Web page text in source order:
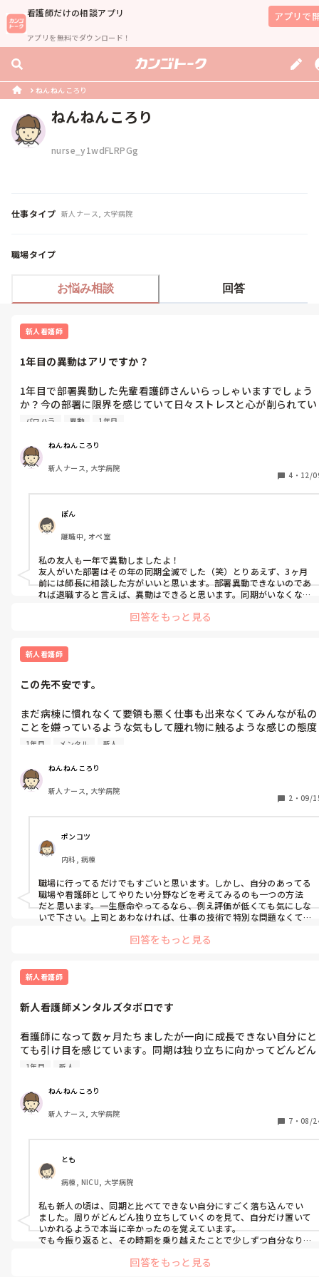
看護師だけの相談アプリ
アプリを無料でダウンロード！
アプリで
ねんねんころり
ねんねんころり
nurse_y1wdFLRPGg
仕事タイプ 新人ナース, 大学病院
職場タイプ
お悩み相談 回答
新人看護師
1年目の異動はアリですか？
1年目で部署異動した先輩看護師さんいらっしゃいますでしょう
か？今の部署に限界を感じていて日々ストレスと心が削られてい
ってて限界を感じています。（涙）出来ればすぐに移動はしたい
考えています。また、今年度で同期が3人辞めるので（1人退職済
み）人が減るということに敏感な師長さんに言い辛いし、先輩と
も相談できるような関係値ではなく、1人で心苦しく悩んでま
パワハラ 異動 1年目
ねんねんころり
新人ナース, 大学病院
4 ・ 12/
ぽん
離職中, オペ室
私の友人も一年で異動しましたよ！
友人がいた部署はその年の同期全滅でした（笑）とりあえず、3ヶ月
前には師長に相談した方がいいと思います。部署異動できないのであ
れば退職すると言えば、異動はできると思います。同期がいなくなる
人は異動の4月まで休職していました。
ようにして下さいね。
回答をもっと見る
新人看護師
この先不安です。
まだ病棟に慣れなくて要領も悪く仕事も出来なくてみんなが私の
ことを嫌っているような気もして腫れ物に触るような感じの態度
で接しられてます。上司たちが自分の評価を他の人に話してる内
果たして私はこの先看護師として働いていくことができるのでし
ょうか。
1年目 メンタル 新人
ねんねんころり
新人ナース, 大学病院
2 ・ 09/
ポンコツ
内科, 病棟
職場に行ってるだけでもすごいと思います。しかし、自分のあってる
職場や看護師としてやりたい分野などを考えてみるのも一つの方法
だと思います。一生懸命やってるなら、例え評価が低くても気にしな
いで下さい。上司とあわなければ、仕事の技術で特別な問題なくて
回答をもっと見る
新人看護師
新人看護師メンタルズタボロです
看護師になって数ヶ月たちましたが一向に成長できない自分にと
ても引け目を感じています。同期は独り立ちに向かってどんどん
成長していってるのに自分だけ取り残されていて、先輩たちから
撃しちゃいました。そんな自分が本当に嫌でとても惨めです。ど
うしたら良いのでしょうか。私だって同期みたいに容量良く使え
る人間として動きたいです。でも毎日仕事行って帰宅して自分の
生活をする事だけで精一杯で、もうどうしたらいいのかもわかり
ません。私のような体験したことある先輩方いないでしょうか。
1年目 新人
ねんねんころり
新人ナース, 大学病院
7 ・ 08/
とも
病棟, NICU, 大学病院
私も新人の頃は、同期と比べてできない自分にすごく落ち込んでい
ました。周りがどんどん独り立ちしていくのを見て、自分だけ置いて
いかれるようで本当に辛かったのを覚えています。
でも今振り返ると、その時期を乗り越えたことで少しずつ自分なり
夫は必ず積み重なっていました。成長のスピードは人それぞれなの
回答をもっと見る